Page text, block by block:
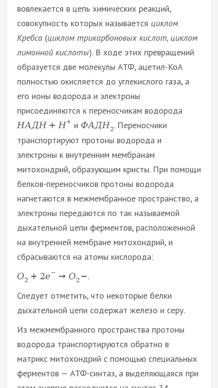
вовлекается в цепь химических реакций,
совокупность которых называется циклом
Кребса (циклом трикарбоновых кислот, циклом
лимонной кислоты). В ходе этих превращений
образуется две молекулы АТФ, ацетил-КоА
полностью окисляется до углекислого газа, а
его ионы водорода и электроны
присоединяются к переносчикам водорода
НАДН + Н+ и ФАДН2. Переносчики
транспортируют протоны водорода и
электроны к внутренним мембранам
митохондрий, образующим кристы. При помощи
белков-переносчиков протоны водорода
нагнетаются в межмембранное пространство, а
электроны передаются по так называемой
дыхательной цепи ферментов, расположенной
на внутренней мембране митохондрий, и
сбрасываются на атомы кислорода:
O2 + 2e− → O2 −.
Следует отметить, что некоторые белки
дыхательной цепи содержат железо и серу.
Из межмембранного пространства протоны
водорода транспортируются обратно в
матрикс митохондрий с помощью специальных
ферментов — АТФ-синтаз, а выделяющаяся при